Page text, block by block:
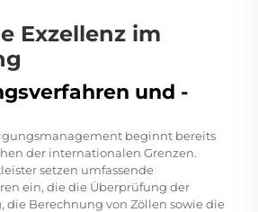
Exzellenz im
und -
beginnt bereits
der internationalen Grenzen.
setzen umfassende
ein, die die Überprüfung der
die Berechnung von Zöllen sowie die